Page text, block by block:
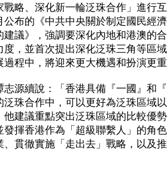
戰略、深化新一輪泛珠合作」進行
公布的《中共中央關於制定國民經
建議》，強調要深化內地和港澳的
度，並首次提出深化泛珠三角等區
過程中，將迎來更大機遇和扮演更
續說：「香港具備『一國』和『
泛珠合作中，可以更好為泛珠區域
他建議重點突出泛珠區域的比較優
發揮香港作為「超級聯繫人」的角
、貫徹實施「走出去」戰略，以及